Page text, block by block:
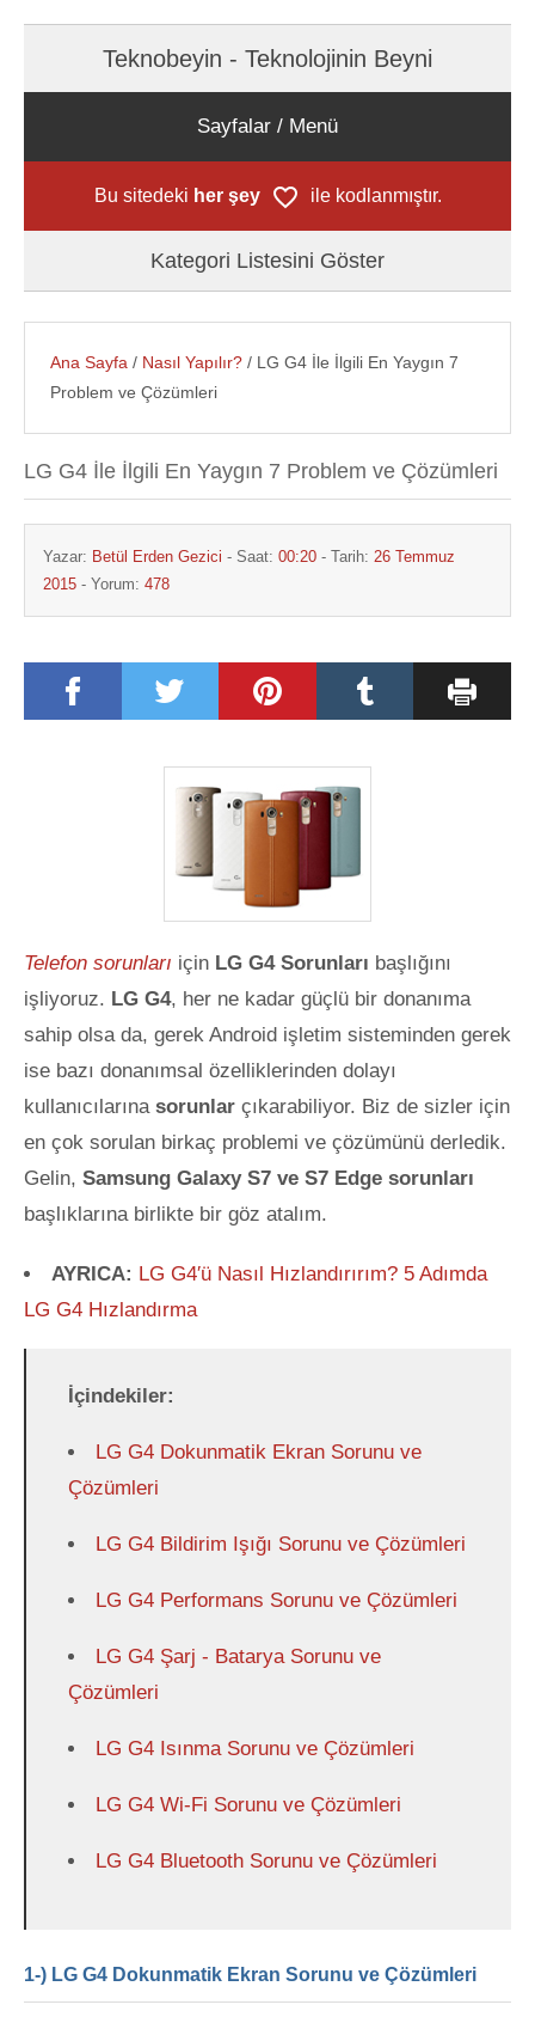
Teknobeyin - Teknolojinin Beyni
Sayfalar / Menü
Bu sitedeki her şey ile kodlanmıştır.
Kategori Listesini Göster
Ana Sayfa / Nasıl Yapılır? / LG G4 İle İlgili En Yaygın 7
Problem ve Çözümleri
LG G4 İle İlgili En Yaygın 7 Problem ve Çözümleri
Yazar: Betül Erden Gezici - Saat: 00:20 - Tarih: 26 Temmuz
2015 - Yorum: 478
Telefon sorunları için LG G4 Sorunları başlığını
işliyoruz. LG G4, her ne kadar güçlü bir donanıma
sahip olsa da, gerek Android işletim sisteminden gerek
ise bazı donanımsal özelliklerinden dolayı
kullanıcılarına sorunlar çıkarabiliyor. Biz de sizler için
en çok sorulan birkaç problemi ve çözümünü derledik.
Gelin, Samsung Galaxy S7 ve S7 Edge sorunları
başlıklarına birlikte bir göz atalım.
AYRICA: LG G4′ü Nasıl Hızlandırırım? 5 Adımda
LG G4 Hızlandırma
İçindekiler:
LG G4 Dokunmatik Ekran Sorunu ve
Çözümleri
LG G4 Bildirim Işığı Sorunu ve Çözümleri
LG G4 Performans Sorunu ve Çözümleri
LG G4 Şarj - Batarya Sorunu ve
Çözümleri
LG G4 Isınma Sorunu ve Çözümleri
LG G4 Wi-Fi Sorunu ve Çözümleri
LG G4 Bluetooth Sorunu ve Çözümleri
1-) LG G4 Dokunmatik Ekran Sorunu ve Çözümleri